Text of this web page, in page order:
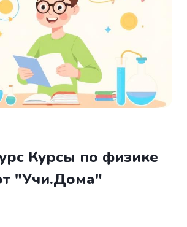
Курсы по физике
"Учи.Дома"